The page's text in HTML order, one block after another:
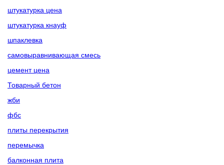
штукатурка цена
штукатурка кнауф
шпаклевка
самовыравнивающая смесь
цемент цена
Товарный бетон
жби
фбс
плиты перекрытия
перемычка
балконная плита